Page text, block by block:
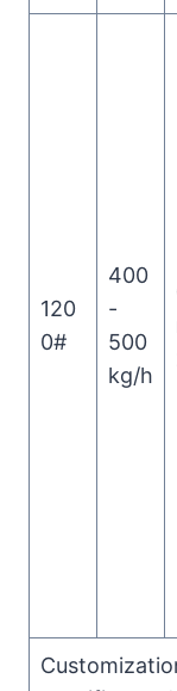
120
0#
400
-
500
kg/h